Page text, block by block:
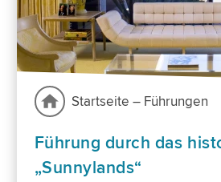
Startseite – Führungen
Führung durch das
„Sunnylands“